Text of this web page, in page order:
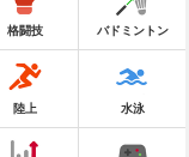
格闘技 バドミントン
陸上 水泳